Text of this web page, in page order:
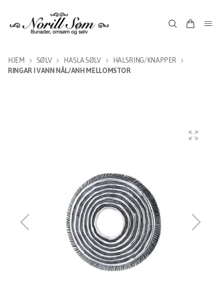
HJEM SØLV HASLA SØLV
HALSRING/KNAPPER
RINGAR I VANN NÅL/ANH MELLOMSTOR